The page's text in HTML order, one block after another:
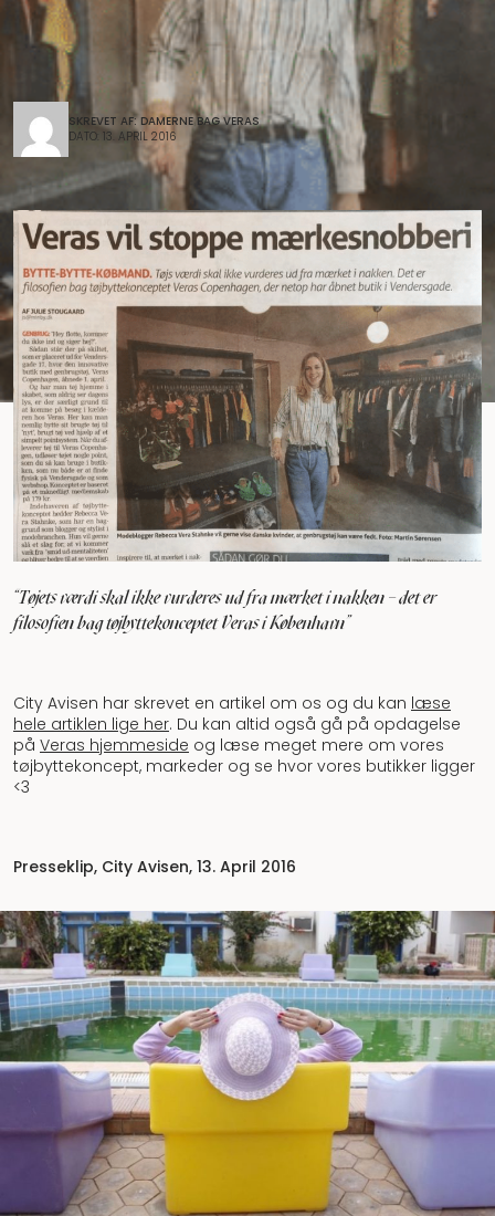
SKREVET AF: DAMERNE BAG VERAS
DATO: 13. APRIL 2016
"Tøjets værdi skal ikke vurderes ud fra mærket i nakken – det er
filosofien bag tøjbyttekonceptet Veras i København”
City Avisen har skrevet en artikel om os og du kan læse
hele artiklen lige her. Du kan altid også gå på opdagelse
på Veras hjemmeside og læse meget mere om vores
tøjbyttekoncept, markeder og se hvor vores butikker ligger
<3
Presseklip, City Avisen, 13. April 2016